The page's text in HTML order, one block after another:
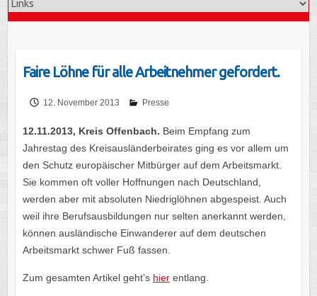
Faire Löhne für alle Arbeitnehmer gefordert.
12. November 2013 Presse
12.11.2013, Kreis Offenbach. Beim Empfang zum
Jahrestag des Kreisausländerbeirates ging es vor allem um
den Schutz europäischer Mitbürger auf dem Arbeitsmarkt.
Sie kommen oft voller Hoffnungen nach Deutschland,
werden aber mit absoluten Niedriglöhnen abgespeist. Auch
weil ihre Berufsausbildungen nur selten anerkannt werden,
können ausländische Einwanderer auf dem deutschen
Arbeitsmarkt schwer Fuß fassen.
Zum gesamten Artikel geht’s hierentlang.